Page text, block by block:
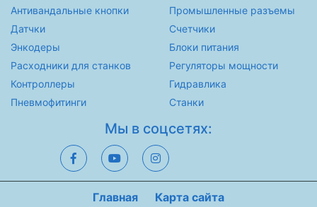
Антивандальные кнопки
Датчки
Энкодеры
Расходники для станков
Контроллеры
Пневмофитинги
Промышленные разъемы
Счетчики
Блоки питания
Регуляторы мощности
Гидравлика
Станки
Мы в соцсетях:
Главная Карта сайта